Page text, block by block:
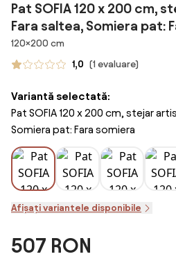
Pat SOFIA 120 x 200 cm,
Fara saltea, Somiera pat:
Dimensiuni
120×200 cm
1,0 (1 evaluare)
Variantă selectată:
Pat SOFIA 120 x 200 cm, stejar
Somiera pat: Fara somiera
Afișați variantele disponibile
507 RON